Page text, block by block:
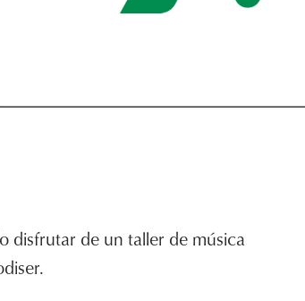
disfrutar de un taller de música